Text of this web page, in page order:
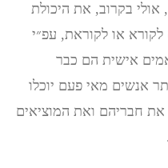
אולי בקרוב, את היכולת
או לקוראת, עפ״י
אישית הם כבר
אנשים מאי פעם יוכלו
את חבריהם ואת המוציאים